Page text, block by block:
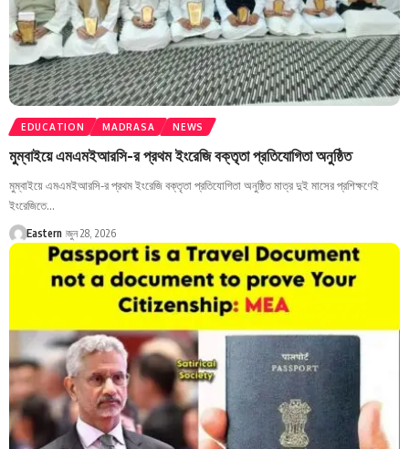
EDUCATION MADRASA NEWS
মুম্বাইয়ে এমএমইআরসি-র প্রথম ইংরেজি বক্তৃতা প্রতিযোগিতা অনুষ্ঠিত
মুম্বাইয়ে এমএমইআরসি-র প্রথম ইংরেজি বক্তৃতা প্রতিযোগিতা অনুষ্ঠিত মাত্র দুই মাসের প্রশিক্ষণেই
ইংরেজিতে…
Eastern জুন 28, 2026